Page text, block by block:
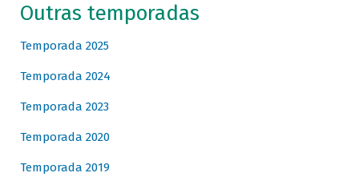
Outras temporadas
Temporada 2025
Temporada 2024
Temporada 2023
Temporada 2020
Temporada 2019